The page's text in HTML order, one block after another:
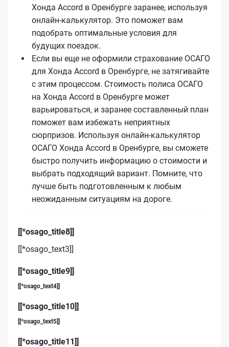
Хонда Accord в Оренбурге заранее, используя
онлайн-калькулятор. Это поможет вам
подобрать оптимальные условия для
будущих поездок.
Если вы еще не оформили страхование ОСАГО
для Хонда Accord в Оренбурге, не затягивайте
с этим процессом. Стоимость полиса ОСАГО
на Хонда Accord в Оренбурге может
варьироваться, и заранее составленный план
поможет вам избежать неприятных
сюрпризов. Используя онлайн-калькулятор
ОСАГО Хонда Accord в Оренбурге, вы сможете
быстро получить информацию о стоимости и
выбрать подходящий вариант. Помните, что
лучше быть подготовленным к любым
неожиданным ситуациям на дороге.
[[*osago_title8]]
[[*osago_text3]]
[[*osago_title9]]
[[*osago_text4]]
[[*osago_title10]]
[[*osago_text5]]
[[*osago_title11]]